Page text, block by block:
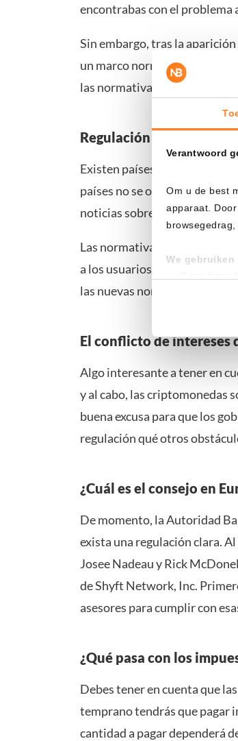
Verantwoord
Om u de best
apparaat.
We
Klik hieronder
onderaan de
encontrabas con el problema
Sin embargo, tras la aparición
un marco normativo ligero.
las normativas tanto a nivel
Regulación fuera de
Existen países que han
países no se oponen
noticias sobre regulación de
Las normativas relacionadas
a los usuarios finales. Son
las nuevas normativas.
El conflicto de intereses
Algo interesante a tener en
y al cabo, las criptomonedas
buena excusa para que los
regulación qué otros
¿Cuál es el consejo en
De momento, la Autoridad
exista una regulación clara.
Josee Nadeau y Rick
de Shyft Network, Inc.
asesores para cumplir con
¿Qué pasa con los
Debes tener en cuenta que
temprano tendrás que pagar
cantidad a pagar dependerá